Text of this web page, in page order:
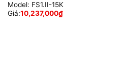
Model: FS1.II-15K
Giá:10,237,000₫